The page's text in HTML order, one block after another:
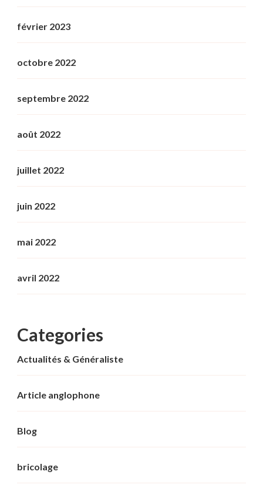
février 2023
octobre 2022
septembre 2022
août 2022
juillet 2022
juin 2022
mai 2022
avril 2022
Categories
Actualités & Généraliste
Article anglophone
Blog
bricolage